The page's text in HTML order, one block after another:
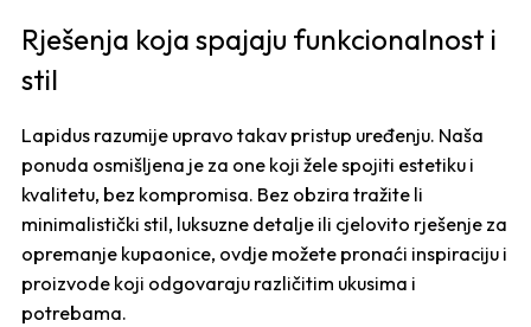
Rješenja koja spajaju funkcionalnost i
stil
Lapidus razumije upravo takav pristup uređenju. Naša
ponuda osmišljena je za one koji žele spojiti estetiku i
kvalitetu, bez kompromisa. Bez obzira tražite li
minimalistički stil, luksuzne detalje ili cjelovito rješenje za
opremanje kupaonice, ovdje možete pronaći inspiraciju i
proizvode koji odgovaraju različitim ukusima i
potrebama.